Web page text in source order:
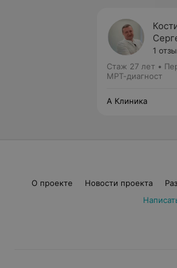
1
Стаж 27 лет •
МРТ-диагност
А Клиника
О проекте Новости проекта